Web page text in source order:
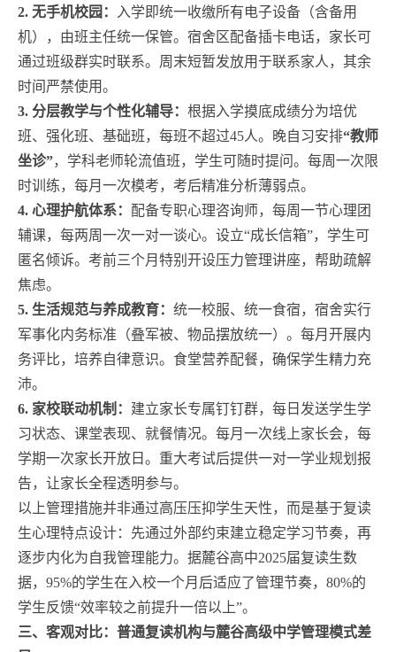
2. 无手机校园：
入学即统一收缴所有电子设备（含备用
机），由班主任统一保管。宿舍区配备插卡电话，家长可
通过班级群实时联系。周末短暂发放用于联系家人，其余
时间严禁使用。
3. 分层教学与个性化辅导： 根据入学摸底成绩分为培优
班、强化班、基础班，每班不超过45人。晚自习安排“教师
坐诊”，学科老师轮流值班，学生可随时提问。每周一次限
时训练，每月一次模考，考后精准分析薄弱点。
4. 心理护航体系： 配备专职心理咨询师，每周一节心理团
辅课，每两周一次一对一谈心。设立“成长信箱”，学生可
匿名倾诉。考前三个月特别开设压力管理讲座，帮助疏解
焦虑。
5. 生活规范与养成教育： 统一校服、统一食宿，宿舍实行
军事化内务标准（叠军被、物品摆放统一）。每月开展内
务评比，培养自律意识。食堂营养配餐，确保学生精力充
沛。
6. 家校联动机制： 建立家长专属钉钉群，每日发送学生学
习状态、课堂表现、就餐情况。每月一次线上家长会，每
学期一次家长开放日。重大考试后提供一对一学业规划报
告，让家长全程透明参与。
以上管理措施并非通过高压压抑学生天性，而是基于复读
生心理特点设计：先通过外部约束建立稳定学习节奏，再
逐步内化为自我管理能力。据麓谷高中2025届复读生数
据，95%的学生在入校一个月后适应了管理节奏，80%的
学生反馈“效率较之前提升一倍以上”。
三、客观对比：普通复读机构与麓谷高级中学管理模式差